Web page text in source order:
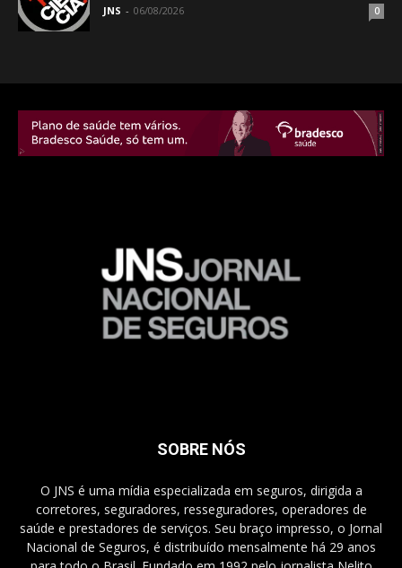
JNS - 06/08/2026 0
SOBRE NÓS
O JNS é uma mídia especializada em seguros, dirigida a
corretores, seguradores, resseguradores, operadores de
saúde e prestadores de serviços. Seu braço impresso, o Jornal
Nacional de Seguros, é distribuído mensalmente há 29 anos